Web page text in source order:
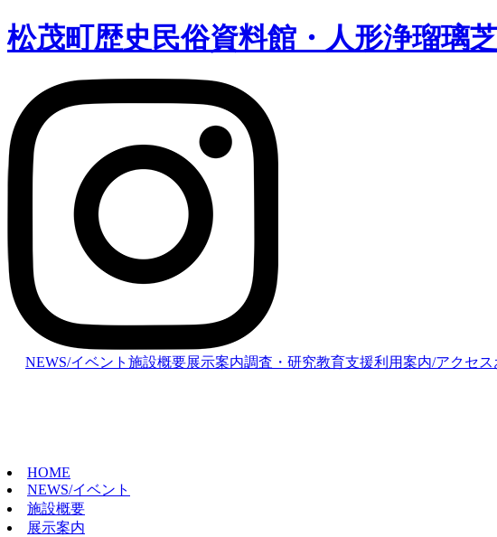
松茂町歴史民俗資料館・人形浄瑠璃
NEWS/イベント 施設概要展示案内調査・研究教育支援利用案内/アクセス
HOME
NEWS/イベント
施設概要
展示案内